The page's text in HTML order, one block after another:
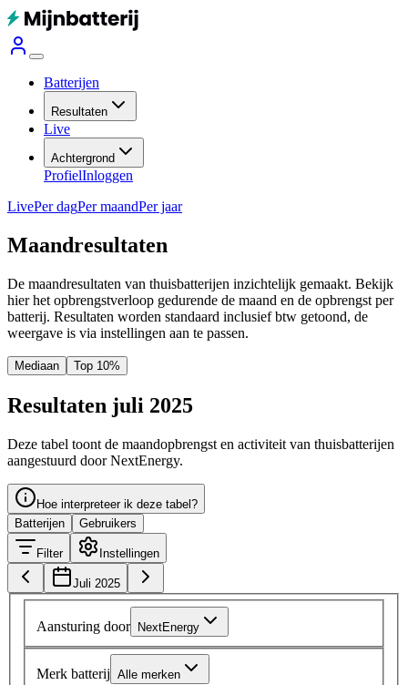
Batterijen
Resultaten
Live
Achtergrond
ProfielInloggen
LivePer dagPer maandPer jaar
Maandresultaten
De maandresultaten van thuisbatterijen inzichtelijk gemaakt. Bekijk
hier het opbrengstverloop gedurende de maand en de opbrengst per
batterij. Resultaten worden standaard inclusief btw getoond, de
weergave is via instellingen aan te passen.
Mediaan Top 10%
Resultaten juli 2025
Deze tabel toont de maandopbrengst en activiteit van thuisbatterijen
aangestuurd door NextEnergy.
Hoe interpreteer ik deze tabel?
Batterijen
Gebruikers
Filter Instellingen
Juli 2025
Aansturing door NextEnergy
Merk batterij Alle merken